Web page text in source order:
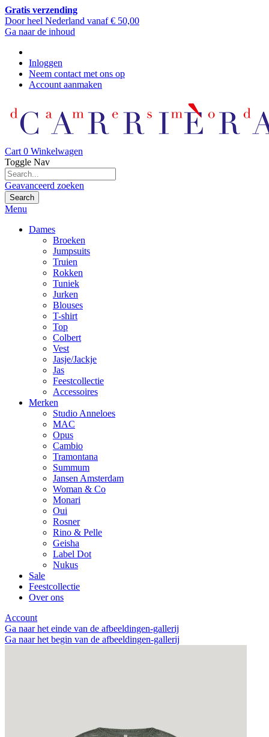
Gratis verzending
Door heel Nederland vanaf € 50,00
Ga naar de inhoud
Inloggen
Neem contact met ons op
Account aanmaken
Cart 0 Winkelwagen
Toggle Nav
Geavanceerd zoeken
Search
Menu
Dames
Broeken
Jumpsuits
Truien
Rokken
Tuniek
Jurken
Blouses
T-shirt
Top
Colbert
Vest
Jasje/Jackje
Jas
Feestcollectie
Accessoires
Merken
Studio Anneloes
MAC
Opus
Cambio
Tramontana
Summum
Jansen Amsterdam
Woman & Co
Monari
Oui
Rosner
Rino & Pelle
Geisha
Label Dot
Nukus
Sale
Feestcollectie
Over ons
Account
Ga naar het einde van de afbeeldingen-gallerij
Ga naar het begin van de afbeeldingen-gallerij